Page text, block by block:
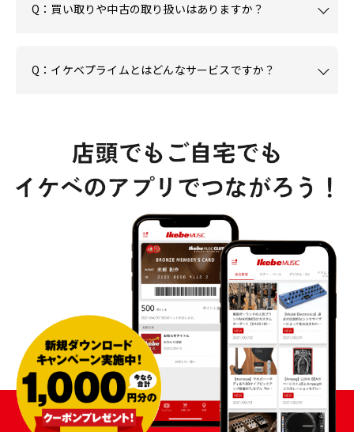
Q：買い取りや中古の取り扱いはありますか？
Q：イケベプライムとはどんなサービスですか？